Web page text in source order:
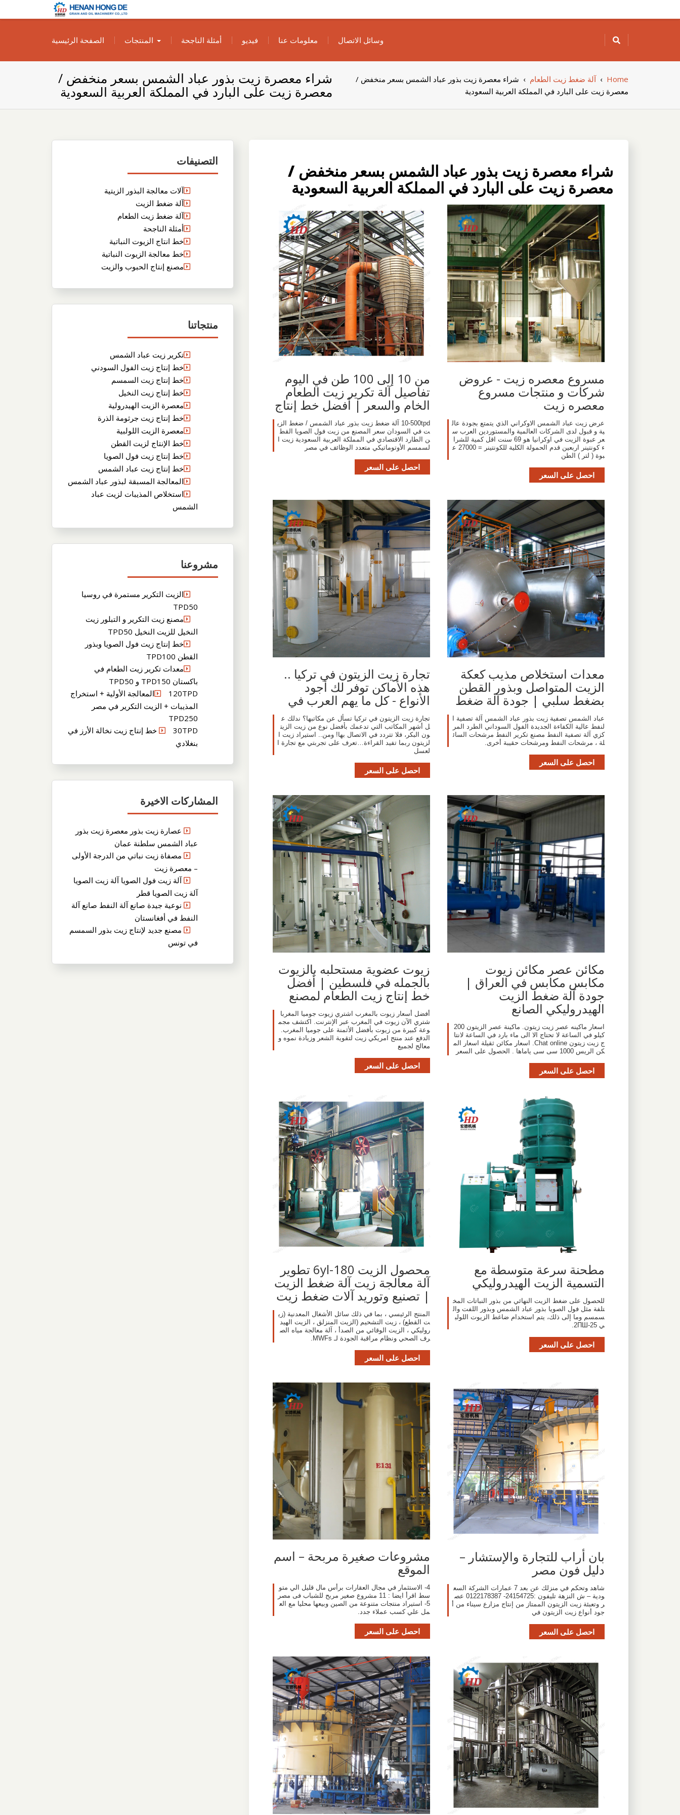
to
الزيوت النباتية
الخاص بك
الصفحة الرئيسية
المنتجات أمثلة الناجحة فيديو معلومات عنا وسائل الاتصال
شراء معصرة زيت بذور عباد الشمس بسعر منخفض /
معصرة زيت على البارد في المملكة العربية السعودية
Home
›آلة ضغط زيت الطعام › شراء معصرة زيت بذور عباد الشمس بسعر منخفض /
معصرة زيت على البارد في المملكة العربية السعودية
التصنيفات
آلات معالجة البذور الزيتية
آلة ضغط الزيت
آلة ضغط زيت الطعام
أمثلة الناجحة
خط انتاج الزيوت النباتية
خط معالجة الزيوت النباتية
مصنع إنتاج الحبوب والزيت
منتجاتنا
تكرير زيت عباد الشمس
خط إنتاج زيت الفول السودني
خط إنتاج زيت السمسم
خط إنتاج زيت النخيل
معصرة الزيت الهيدرولية
خط إنتاج زيت جرثومة الذرة
معصرة الزيت اللولبية
خط الإنتاج لزيت القطن
خط إنتاج زيت فول الصويا
خط إنتاج زيت عباد الشمس
المعالجة المسبقة لبذور عباد الشمس
استخلاص المذيبات لزيت عباد
الشمس
مشروعنا
الزيت التكرير مستمرة في روسيا
TPD50
مصنع زيت التكرير و التبلور زيت
النخيل للزيت النخيل TPD50
خط إنتاج زيت فول الصويا وبذور
القطن TPD100
معدات تكرير زيت الطعام في
باكستان TPD150 و TPD50
120TPDالمعالجة الأولية + استخراج
المذيبات + الزيت التكرير في مصر
TPD250
30TPD خط إنتاج زيت نخالة الأرز في
بنغلادي
المشاركات الاخيرة
عصارة زيت بذور معصرة زيت بذور
عباد الشمس سلطنة عمان
مصفاة زيت نباتي من الدرجة الأولى
– معصرة زيت
آلة زيت فول الصويا آلة زيت الصويا
آلة زيت الصويا قطر
نوعية جيدة صانع آلة النفط صانع آلة
النفط في أفغانستان
مصنع جديد لإنتاج زيت بذور السمسم
في تونس
شراء معصرة زيت بذور عباد الشمس بسعر منخفض /
معصرة زيت على البارد في المملكة العربية السعودية
مسروع معصره زيت - عروض
شركات و منتجات مسروع
معصره زيت
عرض زيت عباد الشمس الاوكراني الذي يتمتع بجودة عال
ية و قبول لدى الشركات العالمية والمستوردين العرب س
عر عبوة الزيت في اوكرانيا هو 69 سنت اقل كمية للشرا
ء كونتينر اربعين قدم الحمولة الكلية للكونتينر = 27000 ع
بوة ( لتر ) الطن
احصل على السعر
من 10 إلى 100 طن في اليوم
تفاصيل آلة تكرير زيت الطعام
الخام والسعر | أفضل خط إنتاج
10-500tpd آلة ضغط زيت بذور عباد الشمس / ضغط الزي
ت في السودان سعر المصنع من زيت فول الصويا القط
ن الطارد الاقتصادي في المملكة العربية السعودية زيت ا
لسمسم الأوتوماتيكي متعدد الوظائف في مصر
احصل على السعر
معدات استخلاص مذيب كعكة
الزيت المتواصل وبذور القطن
بضغط سلبي | جودة آلة ضغط
عباد الشمس تصفية زيت بذور عباد الشمس آلة تصفية ا
لنفط عالية الكفاءة الجديدة الفول السوداني الطرد المر
كزي آلة تصفية النفط مصنع تكرير النفط مرشحات السائ
لة ، مرشحات النفط ومرشحات حقيبة أخرى.
احصل على السعر
تجارة زيت الزيتون في تركيا ..
هذه الأماكن توفر لك أجود
الأنواع - كل ما يهم العرب في
تجارة زيت الزيتون في تركيا تسأل عن مكاتبها؟ ندلك ع
ل أشهر المكاتب التي تدعمك بأفضل نوع من زيت الزيت
ون البكر، فلا تتردد في الاتصال بها! ومن.. استيراد زيت ا
لزيتون ربما تفيد القراءة…تعرف على تجربتي مع تجارة ا
لعسل
احصل على السعر
مكائن عصر مكائن زيوت
مكابس مكابس في العراق |
جودة آلة ضغط الزيت
الهيدروليكي الصانع
اسعار ماكينه عصر زيت زيتون. ماكينة عصر الزيتون 200
كيلو في الساعة لا تحتاج الا الى ماء بارد في الساعة لانتا
ج زيت زيتون Chat online. اسعار مكائن ثقيلة اسعار الم
كن الريس 1000 سى سى ياماها . الحصول على السعر
احصل على السعر
زيوت عضوية مستحلبه بالزيوت
بالجمله في فلسطين | أفضل
خط إنتاج زيت الطعام لمصنع
أفضل أسعار زيوت بالمغرب اشتري زيوت جوميا المغربا
شتري الآن زيوت في المغرب عبر الإنترنت. اكتشف مجم
وعة كبيرة من زيوت بأفضل الأثمنة على جوميا المغرب.
الدفع عند منتج امريكي زيت لتقوية الشعر وزيادة نموه و
معالج لجميع
احصل على السعر
مطحنة سرعة متوسطة مع
التسمية الزيت الهيدروليكي
للحصول على ضغط الزيت النهائي من بذور النباتات المخ
تلفة مثل فول الصويا بذور عباد الشمس وبذور اللفت وال
سمسم وما إلى ذلك، يتم استخدام ضاغط الزيوت اللولب
ي 2ПШ-25.
احصل على السعر
محصول الزيت 6yl-180 تطوير
آلة معالجة زيت آلة ضغط الزيت
| تصنيع وتوريد آلات ضغط زيت
المنتج الرئيسي ، بما في ذلك سائل الأشغال المعدنية (زي
ت القطع) ، زيت التشحيم (الزيت المنزلق ، الزيت الهيد
روليكي ، الزيت الوقائي من الصدأ ، آلة معالجة مياه الص
رف الصحي ونظام مراقبة الجودة لـ MWFs.
احصل على السعر
بان أراب للتجارة والإستشار –
دليل فون مصر
شاهد وتحكم في منزلك عن بعد 7 عمارات الشركة السع
ودية – ش النزهة تليفون :24154725- 0122178387 عص
ر وتعبئة زيت الزيتون الممتاز من إنتاج مزارع سيناء من أ
جود أنواع زيت الزيتون في
احصل على السعر
مشروعات صغيرة مربحة – اسم
الموقع
4- الاستثمار في مجال العقارات برأس مال قليل الي متو
سط اقرأ ايضا : 11 مشروع صغير مربح للشباب فى مصر
5- استيراد منتجات متنوعة من الصين وبيعها محليا مع الع
مل علي كسب عملاء جدد.
احصل على السعر